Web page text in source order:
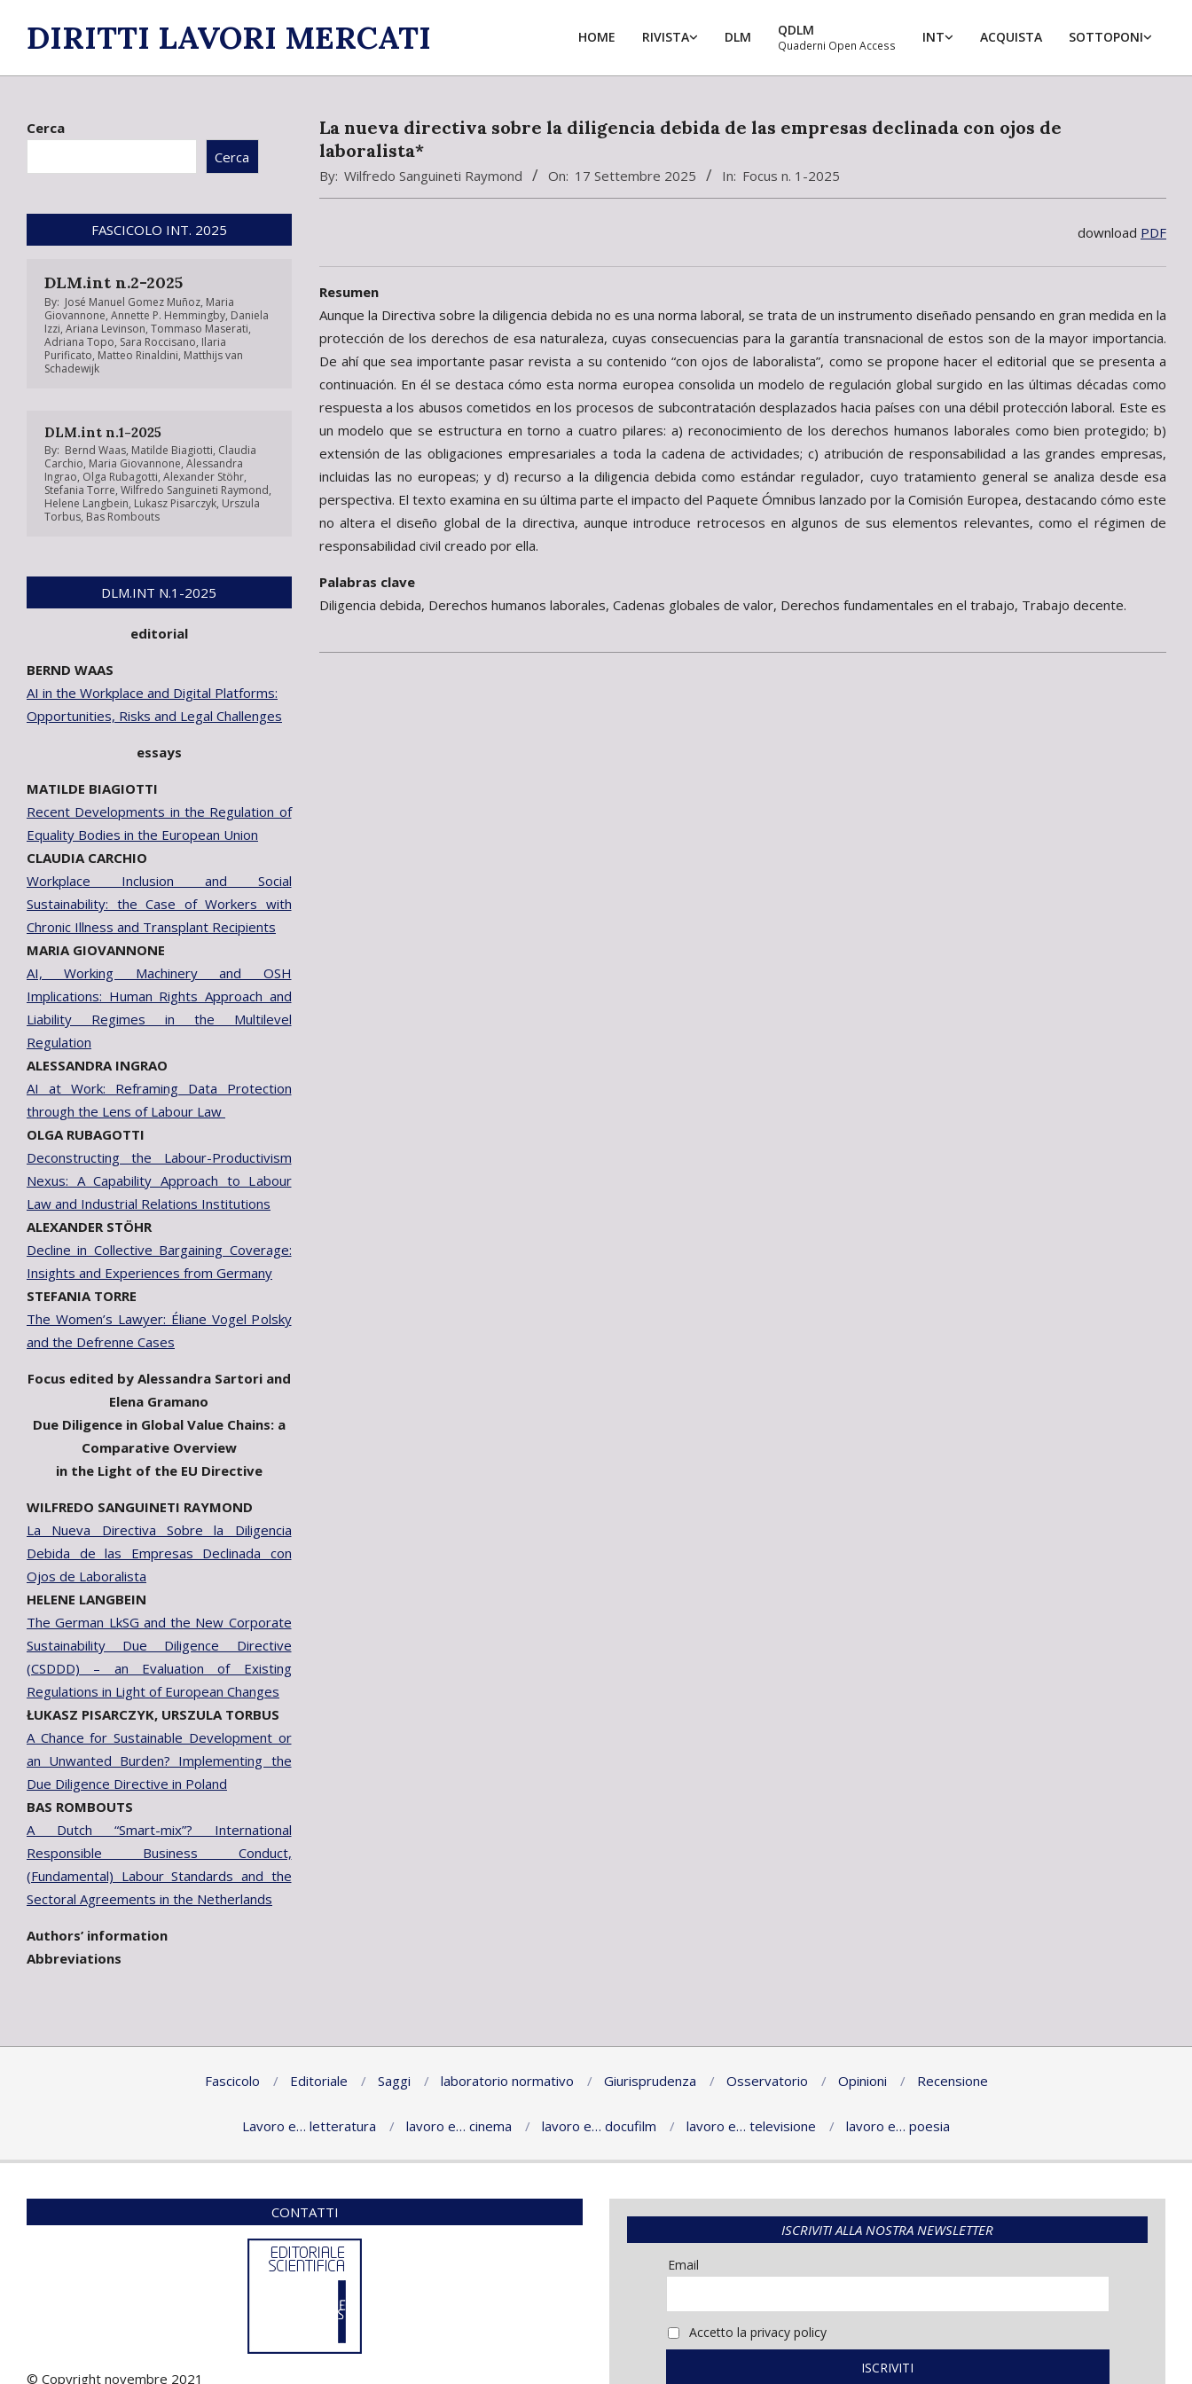
DIRITTI LAVORI MERCATI HOME RIVISTA DLM QDLM
Quaderni Open Access
INT ACQUISTA SOTTOPONI
La nueva directiva sobre la diligencia debida de las empresas declinada con ojos de
laboralista*
By: Wilfredo Sanguineti Raymond On: 17 Settembre 2025 In: Focus n. 1-2025
download PDF
Resumen
Aunque la Directiva sobre la diligencia debida no es una norma laboral, se trata de un instrumento diseñado pensando en gran medida en la
protección de los derechos de esa naturaleza, cuyas consecuencias para la garantía transnacional de estos son de la mayor importancia.
De ahí que sea importante pasar revista a su contenido “con ojos de laboralista”, como se propone hacer el editorial que se presenta a
continuación. En él se destaca cómo esta norma europea consolida un modelo de regulación global surgido en las últimas décadas como
respuesta a los abusos cometidos en los procesos de subcontratación desplazados hacia países con una débil protección laboral. Este es
un modelo que se estructura en torno a cuatro pilares: a) reconocimiento de los derechos humanos laborales como bien protegido; b)
extensión de las obligaciones empresariales a toda la cadena de actividades; c) atribución de responsabilidad a las grandes empresas,
incluidas las no europeas; y d) recurso a la diligencia debida como estándar regulador, cuyo tratamiento general se analiza desde esa
perspectiva. El texto examina en su última parte el impacto del Paquete Ómnibus lanzado por la Comisión Europea, destacando cómo este
no altera el diseño global de la directiva, aunque introduce retrocesos en algunos de sus elementos relevantes, como el régimen de
responsabilidad civil creado por ella.
Palabras clave
Diligencia debida, Derechos humanos laborales, Cadenas globales de valor, Derechos fundamentales en el trabajo, Trabajo decente.
Cerca
Cerca
FASCICOLO INT. 2025
DLM.int n.2-2025
By: José Manuel Gomez Muñoz, Maria
Giovannone, Annette P. Hemmingby, Daniela
Izzi, Ariana Levinson, Tommaso Maserati,
Adriana Topo, Sara Roccisano, Ilaria
Purificato, Matteo Rinaldini, Matthijs van
Schadewijk
DLM.int n.1-2025
By: Bernd Waas, Matilde Biagiotti, Claudia
Carchio, Maria Giovannone, Alessandra
Ingrao, Olga Rubagotti, Alexander Stöhr,
Stefania Torre, Wilfredo Sanguineti Raymond,
Helene Langbein, Lukasz Pisarczyk, Urszula
Torbus, Bas Rombouts
DLM.INT N.1-2025
editorial
BERND WAAS
AI in the Workplace and Digital Platforms:
Opportunities, Risks and Legal Challenges
essays
MATILDE BIAGIOTTI
Recent Developments in the Regulation of
Equality Bodies in the European Union
CLAUDIA CARCHIO
Workplace Inclusion and Social
Sustainability: the Case of Workers with
Chronic Illness and Transplant Recipients
MARIA GIOVANNONE
AI, Working Machinery and OSH
Implications: Human Rights Approach and
Liability Regimes in the Multilevel
Regulation
ALESSANDRA INGRAO
AI at Work: Reframing Data Protection
through the Lens of Labour Law
OLGA RUBAGOTTI
Deconstructing the Labour-Productivism
Nexus: A Capability Approach to Labour
Law and Industrial Relations Institutions
ALEXANDER STÖHR
Decline in Collective Bargaining Coverage:
Insights and Experiences from Germany
STEFANIA TORRE
The Women’s Lawyer: Éliane Vogel Polsky
and the Defrenne Cases
Focus edited by Alessandra Sartori and
Elena Gramano
Due Diligence in Global Value Chains: a
Comparative Overview
in the Light of the EU Directive
WILFREDO SANGUINETI RAYMOND
La Nueva Directiva Sobre la Diligencia
Debida de las Empresas Declinada con
Ojos de Laboralista
HELENE LANGBEIN
The German LkSG and the New Corporate
Sustainability Due Diligence Directive
(CSDDD) – an Evaluation of Existing
Regulations in Light of European Changes
ŁUKASZ PISARCZYK, URSZULA TORBUS
A Chance for Sustainable Development or
an Unwanted Burden? Implementing the
Due Diligence Directive in Poland
BAS ROMBOUTS
A Dutch “Smart-mix”? International
Responsible Business Conduct,
(Fundamental) Labour Standards and the
Sectoral Agreements in the Netherlands
Authors’ information
Abbreviations
Fascicolo Editoriale Saggi laboratorio normativo Giurisprudenza Osservatorio Opinioni Recensione
Lavoro e… letteratura lavoro e… cinema lavoro e… docufilm lavoro e… televisione lavoro e… poesia
CONTATTI
© Copyright novembre 2021
ISCRIVITI ALLA NOSTRA NEWSLETTER
Email
Accetto la privacy policy